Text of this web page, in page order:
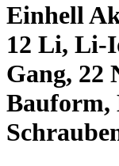
Einhell
12 Li, Li-
Gang, 22
Bauform,